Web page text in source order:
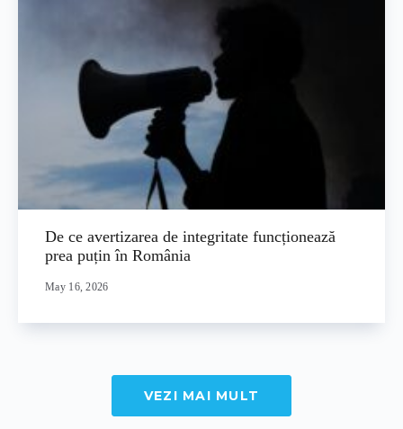
De ce avertizarea de integritate funcționează
prea puțin în România
May 16, 2026
VEZI MAI MULT